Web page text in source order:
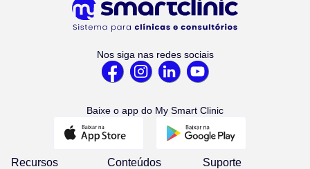
Nos siga nas redes sociais
Baixe o app do My Smart Clinic
Recursos Conteúdos Suporte